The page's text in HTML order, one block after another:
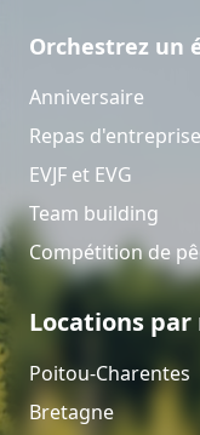
Orchestrez un
Anniversaire
Repas d'entreprise
EVJF et EVG
Team building
Compétition de
Locations par
Poitou-Charentes
Bretagne